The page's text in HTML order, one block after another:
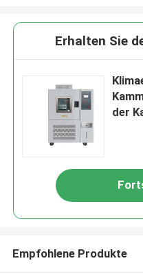
Erhalten Sie
der
Empfohlene Produkte